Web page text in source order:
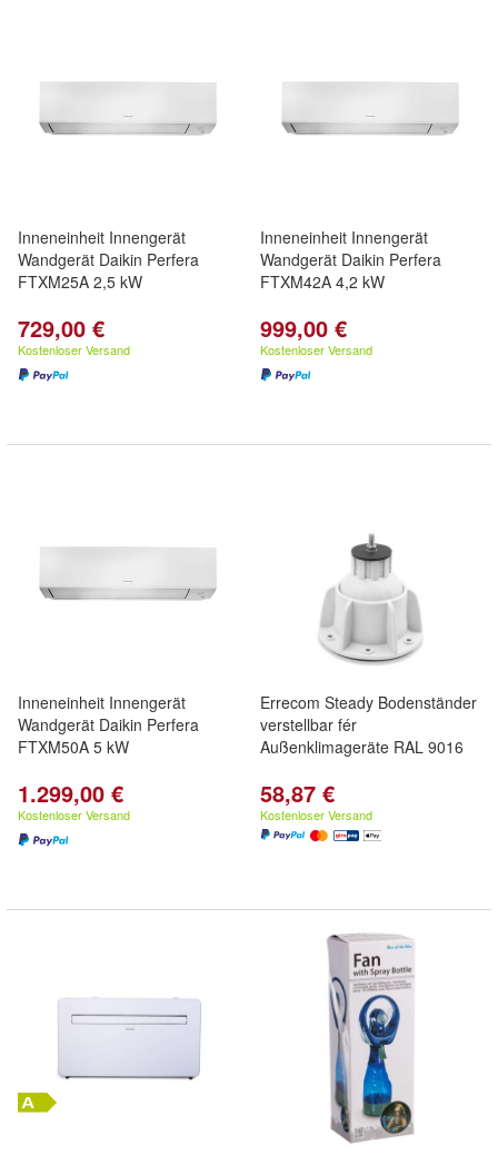
Inneneinheit Innengerät
Wandgerät Daikin Perfera
FTXM25A 2,5 kW
729,00 €
Kostenloser Versand
Inneneinheit Innengerät
Wandgerät Daikin Perfera
FTXM42A 4,2 kW
999,00 €
Kostenloser Versand
Inneneinheit Innengerät
Wandgerät Daikin Perfera
FTXM50A 5 kW
1.299,00 €
Kostenloser Versand
Errecom Steady Bodenständer
verstellbar fér
Außenklimageräte RAL 9016
58,87 €
Kostenloser Versand